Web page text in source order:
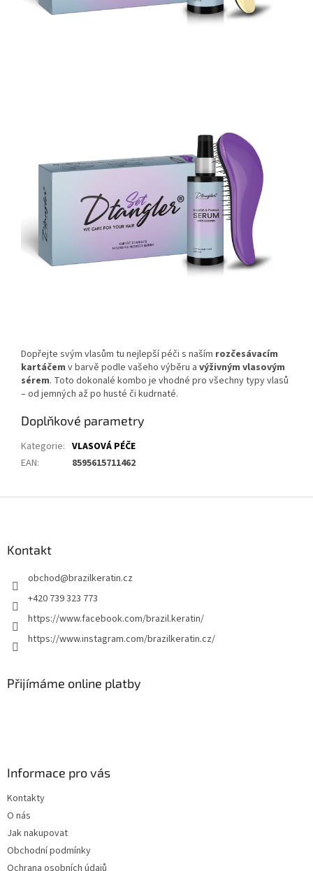
Dopřejte svým vlasům tu nejlepší péči s naším rozčesávacím
kartáčem v barvě podle vašeho výběru a výživným vlasovým
sérem. Toto dokonalé kombo je vhodné pro všechny typy vlasů
– od jemných až po husté či kudrnaté.
Doplňkové parametry
Kategorie: VLASOVÁ PÉČE
EAN: 8595615711462
Kontakt
obchod@brazilkeratin.cz
+420 739 323 773
https://www.facebook.com/brazil.keratin/
https://www.instagram.com/brazilkeratin.cz/
Přijímáme online platby
Informace pro vás
Kontakty
O nás
Jak nakupovat
Obchodní podmínky